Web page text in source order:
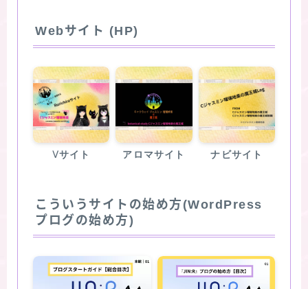
Webサイト (HP)
Vサイト アロマサイト ナビサイト
こういうサイトの始め方(WordPress
プログの始め方)